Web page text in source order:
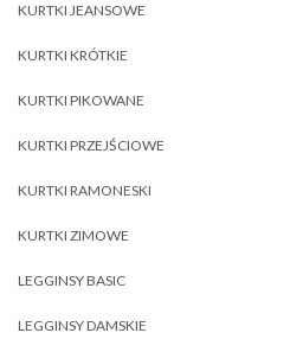
KURTKI JEANSOWE
KURTKI KRÓTKIE
KURTKI PIKOWANE
KURTKI PRZEJŚCIOWE
KURTKI RAMONESKI
KURTKI ZIMOWE
LEGGINSY BASIC
LEGGINSY DAMSKIE